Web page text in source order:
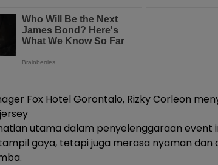
Fox Hotel Gorontalo, Rizky Corleon
utama dalam penyelenggaraan event
gaya, tetapi juga merasa nyaman dan